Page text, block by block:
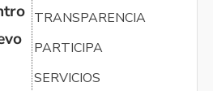
TRANSPARENCIA
PARTICIPA
SERVICIOS